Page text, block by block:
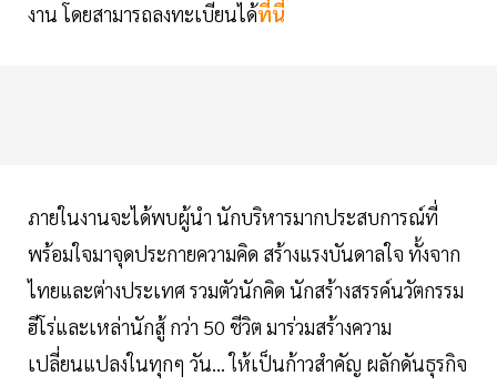
งาน โดยสามารถลงทะเบียนได้ที่นี่
ภายในงานจะได้พบผู้นำ นักบริหารมากประสบการณ์ที่
พร้อมใจมาจุดประกายความคิด สร้างแรงบันดาลใจ ทั้งจาก
ไทยและต่างประเทศ รวมตัวนักคิด นักสร้างสรรค์นวัตกรรม
ฮีโร่และเหล่านักสู้ กว่า 50 ชีวิต มาร่วมสร้างความ
เปลี่ยนแปลงในทุกๆ วัน… ให้เป็นก้าวสำคัญ ผลักดันธุรกิจ